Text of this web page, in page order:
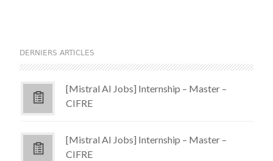
DERNIERS ARTICLES
[Mistral AI Jobs] Internship – Master –
CIFRE
[Mistral AI Jobs] Internship – Master –
CIFRE